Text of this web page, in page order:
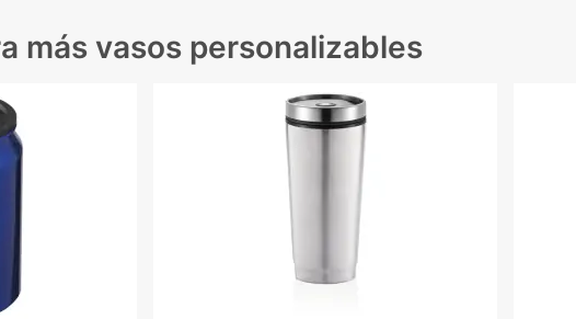
más vasos personalizables